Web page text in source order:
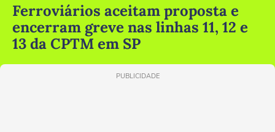
Ferroviários aceitam proposta e
encerram greve nas linhas 11, 12 e
13 da CPTM em SP
PUBLICIDADE